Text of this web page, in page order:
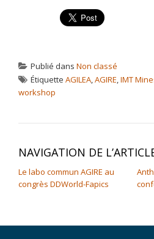
Publié dans Non classé
Étiquette AGILEA,AGIRE,IMT
workshop
NAVIGATION DE
Le labo commun AGIRE au
congrès DDWorld-Fapics